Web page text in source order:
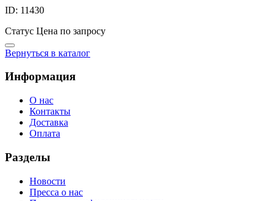
ID: 11430
Статус Цена по запросу
Вернуться в каталог
Информация
О нас
Контакты
Доставка
Оплата
Разделы
Новости
Пресса о нас